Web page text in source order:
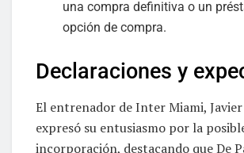
una compra definitiva o un
opción de compra.
Declaraciones y
El entrenador de Inter Miami,
expresó su entusiasmo por la
incorporación, destacando que De